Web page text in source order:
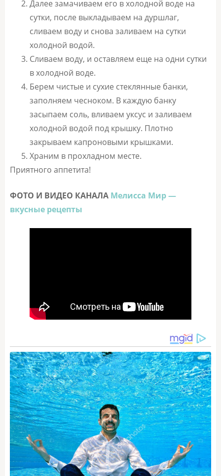
Далее замачиваем его в холодной воде на
сутки, после выкладываем на дуршлаг,
сливаем воду и снова заливаем на сутки
холодной водой.
Сливаем воду, и оставляем еще на одни сутки
в холодной воде.
Берем чистые и сухие стеклянные банки,
заполняем чесноком. В каждую банку
засыпаем соль, вливаем уксус и заливаем
холодной водой под крышку. Плотно
закрываем капроновыми крышками.
Храним в прохладном месте.
Приятного аппетита!
ФОТО И ВИДЕО КАНАЛА Мелисса Мир —
вкусные рецепты